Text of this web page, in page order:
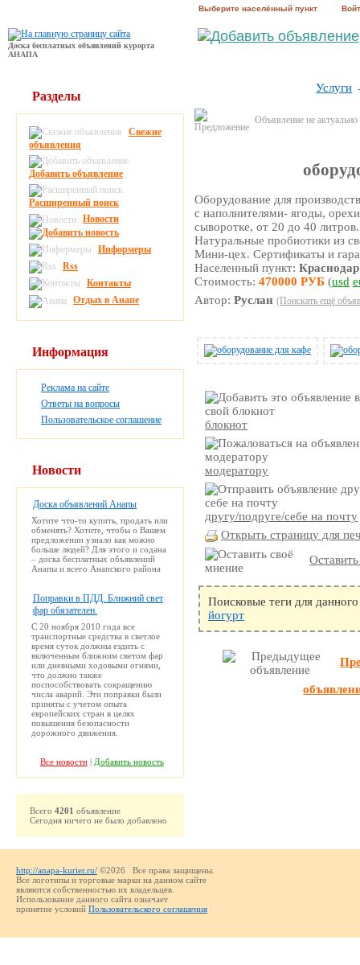
Выберите населённый пункт
Доска бесплатных объявлений курорта
АНАПА
Услуги
Объявление не
Оборудование для
с наполнителями- ягоды,
сыворотке, от 20 до 40
Натуральные пробиотики из
Мини-цех. Сертификаты и
Населенный пункт:Краснодар
Стоимость:470000 РУБ (usd
Автор:Руслан (Поискать ещё
блокнот
модератору
другу/подруге/себе на почту
Открыть страницу для
Поисковые теги для
йогурт
Разделы
Свежие
объявления
Добавить объявление
Расширенный поиск
Новости
Информеры
Rss
Контакты
Отдых в Анапе
Информация
Реклама на сайте
Ответы на вопросы
Пользовательское соглашение
Новости
Доска объявлений Анапы
Хотите что-то купить, продать или
обменять? Хотите, чтобы о Вашем
предложении узнало как можно
больше людей? Для этого и содана
– доска бесплатных объявлений
Анапы и всего Анапского района
Поправки в ПДД. Ближний свет
фар обязателен.
С 20 ноября 2010 года все
транспортные средства в светлое
время суток должны ездить с
включенным ближним светом фар
или дневными ходовыми огнями,
что должно также
поспособствовать сокращению
числа аварий. Эти поправки были
приняты с учетом опыта
европейских стран в целях
повышения безопасности
дорожного движения.
Все новости| Добавить новость
Всего 4201 объявление
Сегодня ничего не было добавлено
http://anapa-kurier.ru/ ©2026 Все права защищены.
Все логотипы и торговые марки на данном сайте
являются собственностью их владельцев.
Использование данного сайта означает
принятие условий Пользовательского соглашения